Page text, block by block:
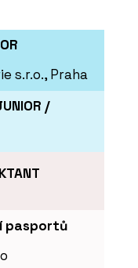
s.r.o., Praha
/
pasportů